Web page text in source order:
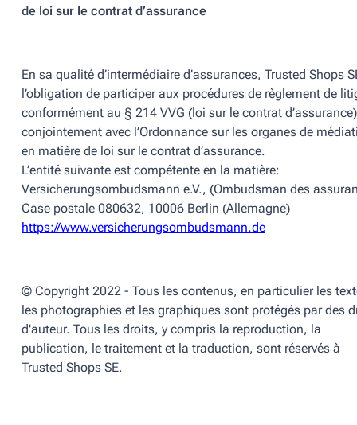
de loi sur le contrat d’assurance
En sa qualité d’intermédiaire d’assurances, Trusted Shops
l’obligation de participer aux procédures de règlement de
conformément au § 214 VVG (loi sur le contrat
conjointement avec l’Ordonnance sur les organes de
en matière de loi sur le contrat d’assurance.
L’entité suivante est compétente en la matière:
Versicherungsombudsmann e.V., (Ombudsman des
Case postale 080632, 10006 Berlin (Allemagne)
https://www.versicherungsombudsmann.de
© Copyright 2022 - Tous les contenus, en particulier les
les photographies et les graphiques sont protégés par des
d'auteur. Tous les droits, y compris la reproduction, la
publication, le traitement et la traduction, sont réservés à
Trusted Shops SE.